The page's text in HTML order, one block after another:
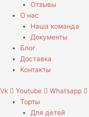
Отзывы
О нас
Наша команда
Документы
Блог
Доставка
Контакты
Vk Youtube Whatsapp
Торты
Для детей